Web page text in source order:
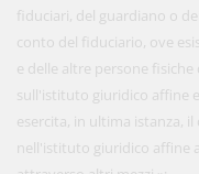
fiduciari, del guardiano o
conto del fiduciario, ove
e delle altre persone
sull'istituto giuridico affine
esercita, in ultima istanza,
nell'istituto giuridico affine